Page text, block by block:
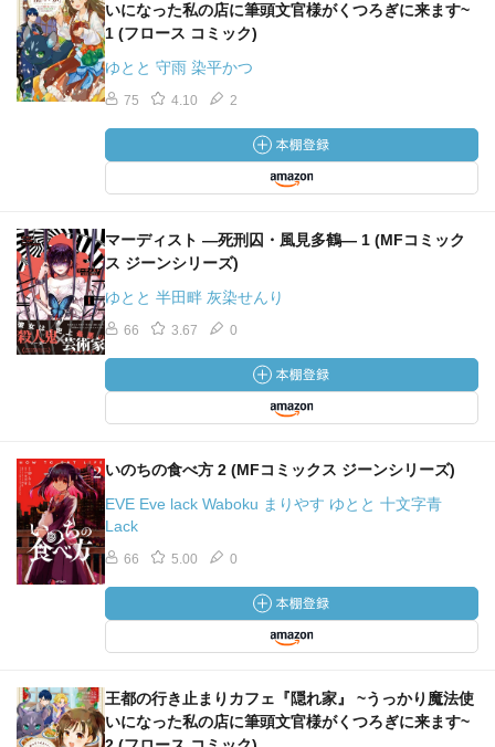
いになった私の店に筆頭文官様がくつろぎに来ます~
1 (フロース コミック)
ゆとと 守雨 染平かつ
75 4.10 2
マーディスト ―死刑囚・風見多鶴― 1 (MFコミック
ス ジーンシリーズ)
ゆとと 半田畔 灰染せんり
66 3.67 0
いのちの食べ方 2 (MFコミックス ジーンシリーズ)
EVE Eve lack Waboku まりやす ゆとと 十文字青
Lack
66 5.00 0
王都の行き止まりカフェ『隠れ家』 ~うっかり魔法使
いになった私の店に筆頭文官様がくつろぎに来ます~